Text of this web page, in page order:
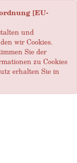
[EU-
und
wir Cookies.
Sie der
zu Cookies
erhalten Sie in